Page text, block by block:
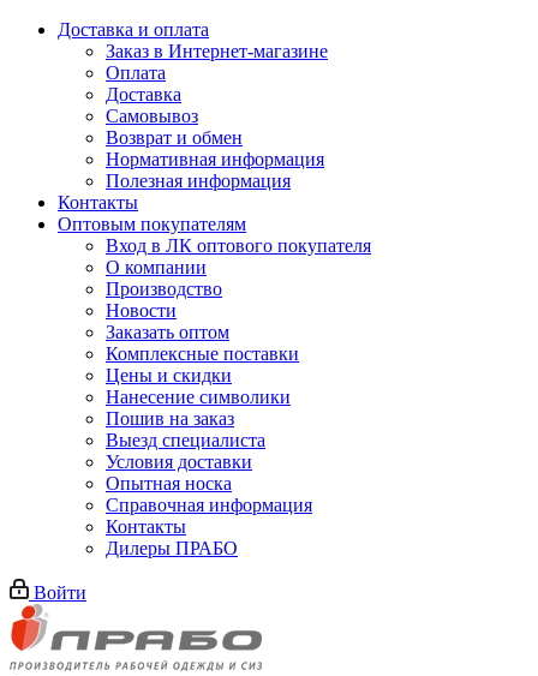
Доставка и оплата
Заказ в Интернет-магазине
Оплата
Доставка
Самовывоз
Возврат и обмен
Нормативная информация
Полезная информация
Контакты
Оптовым покупателям
Вход в ЛК оптового покупателя
О компании
Производство
Новости
Заказать оптом
Комплексные поставки
Цены и скидки
Нанесение символики
Пошив на заказ
Выезд специалиста
Условия доставки
Опытная носка
Справочная информация
Контакты
Дилеры ПРАБО
Войти